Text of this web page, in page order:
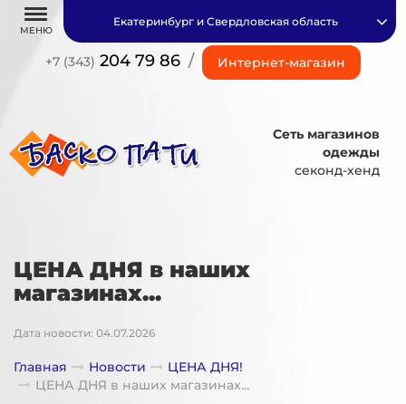
МЕНЮ
+7 (343) 204 79 86 / Интернет-магазин
Екатеринбург и Свердловская область
Сеть магазинов
одежды
секонд-хенд
ЦЕНА ДНЯ в наших
магазинах...
Дата новости: 04.07.2026
Главная Новости
ЦЕНА ДНЯ!
ЦЕНА ДНЯ в наших магазинах...